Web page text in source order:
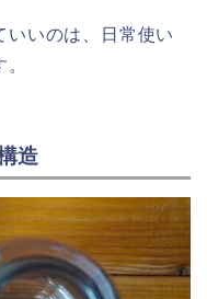
いいのは、日常使い
造